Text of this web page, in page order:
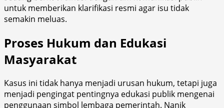
untuk memberikan klarifikasi resmi agar isu tidak
semakin meluas.
Proses Hukum dan Edukasi
Masyarakat
Kasus ini tidak hanya menjadi urusan hukum, tetapi juga
menjadi pengingat pentingnya edukasi publik mengenai
penggunaan simbol lembaga pemerintah. Nanik